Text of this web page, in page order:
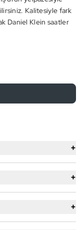
Kalitesiyle fark
Daniel Klein saatler
+
+
+